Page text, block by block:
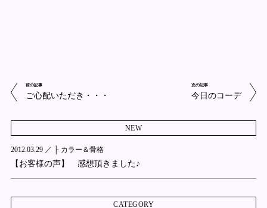
前の記事
ご心配いただき・・・
次の記事
今日のコーデ
NEW
2012.03.29 ／ ├ カラー＆骨格
【お客様の声】 感想頂きました♪
CATEGORY